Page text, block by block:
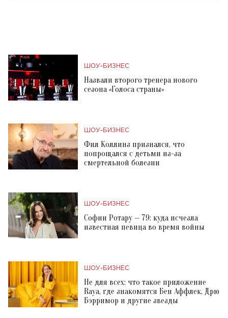
ШОУ-БИЗНЕС
Назвали второго тренера нового
сезона «Голоса страны»
ШОУ-БИЗНЕС
Фил Коллинз признался, что
попрощался с детьми из-за
смертельной болезни
ШОУ-БИЗНЕС
Софии Ротару — 79: куда исчезла
известная певица во время войны
ШОУ-БИЗНЕС
Не для всех: что такое приложение
Raya, где знакомятся Бен Аффлек, Дрю
Бэрримор и другие звезды